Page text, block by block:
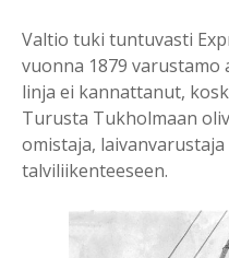
Valtio tuki tuntuvasti
vuonna 1879 varustamo
linja ei kannattanut,
Turusta Tukholmaan
omistaja,
talviliikenteeseen.